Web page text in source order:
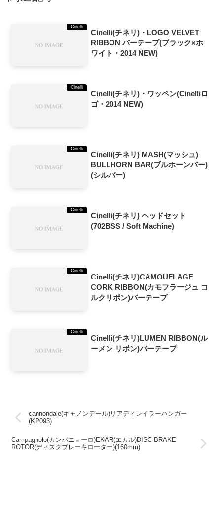
Cinelli
Cinelli(チネリ)・LOGO VELVET
RIBBON バーテープ(ブラック×ホ
ワイト・2014 NEW)
Cinelli
Cinelli(チネリ)・ワッペン(Cinelliロ
ゴ・2014 NEW)
Cinelli
Cinelli(チネリ) MASH(マッシュ)
BULLHORN BAR(ブルホーンバー)
(シルバー)
Cinelli
Cinelli(チネリ) ヘッドセット
(702BSS / Soft Machine)
Cinelli
Cinelli(チネリ)CAMOUFLAGE
CORK RIBBON(カモフラージュ コ
ルクリボン)バーテープ
Cinelli
Cinelli(チネリ)LUMEN RIBBON(ル
ーメン リボン)バーテープ
cannondale(キャノンデール)リアディレイラーハンガー
(KP093)
Campagnolo(カンパニョーロ)EKAR(エカル)DISC BRAKE
ROTOR(ディスクブレーキローター)(160mm)